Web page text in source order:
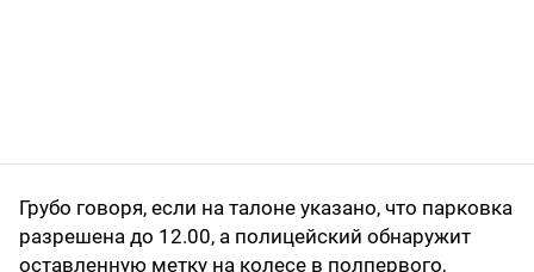
Грубо говоря, если на талоне указано, что парковка
разрешена до 12.00, а полицейский обнаружит
оставленную метку на колесе в полпервого,